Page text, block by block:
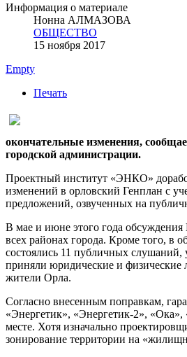
Информация о материале
Нонна АЛМАЗОВА
ОБЩЕСТВО
15 ноября 2017
Empty
Печать
окончательные изменения,
городской администрации.
Проектный институт «ЭНКО»
изменений в орловский Генплан с
предложений, озвученных на
В мае и июне этого года
всех районах города. Кроме того, в
состоялись 11 публичных слушаний,
приняли юридические и физические
жители Орла.
Согласно внесенным поправкам,
«Энергетик», «Энергетик-2», «Ока»,
месте. Хотя изначально
зонирование территории на